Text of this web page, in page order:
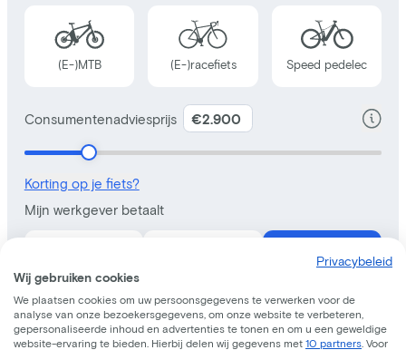
Privacybeleid
Wij gebruiken cookies
We plaatsen cookies om uw persoonsgegevens te verwerken voor de
analyse van onze bezoekersgegevens, om onze website te verbeteren,
gepersonaliseerde inhoud en advertenties te tonen en om u een geweldige
website-ervaring te bieden. Hierbij delen wij gegevens met 10 partners . Voor